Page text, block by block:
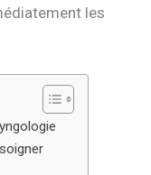
les